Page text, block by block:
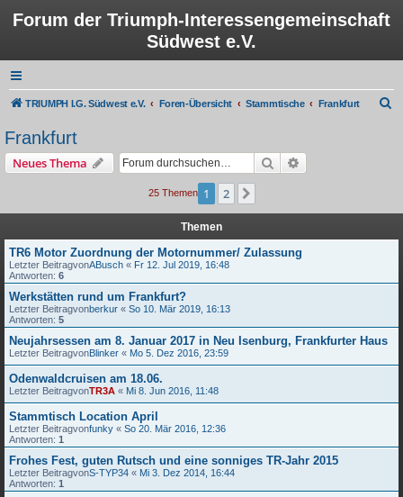
Forum der Triumph-Interessengemeinschaft
Südwest e.V.
TRIUMPH I.G. Südwest e.V. Foren-Übersicht Stammtische Frankfurt
Frankfurt
Neues Thema Suche
25 Themen 1 2
Themen
TR6 Motor Zuordnung der Motornummer/ Zulassung
Letzter BeitragvonABusch « Fr 12. Jul 2019, 16:48
Antworten: 6
Werkstätten rund um Frankfurt?
Letzter Beitragvonberkur « So 10. Mär 2019, 16:13
Antworten: 5
Neujahrsessen am 8. Januar 2017 in Neu Isenburg, Frankfurter Haus
Letzter BeitragvonBlinker « Mo 5. Dez 2016, 23:59
Odenwaldcruisen am 18.06.
Letzter BeitragvonTR3A « Mi 8. Jun 2016, 11:48
Stammtisch Location April
Letzter Beitragvonfunky « So 20. Mär 2016, 12:36
Antworten: 1
Frohes Fest, guten Rutsch und eine sonniges TR-Jahr 2015
Letzter BeitragvonS-TYP34 « Mi 3. Dez 2014, 16:44
Antworten: 1